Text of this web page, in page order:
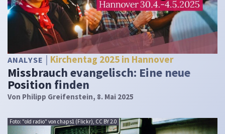
ANALYSE Kirchentag 2025 in Hannover
Missbrauch evangelisch: Eine neue
Position finden
Von Philipp Greifenstein, 8. Mai 2025
Foto: "old radio" von chaps1 (Flickr), CC BY 2.0